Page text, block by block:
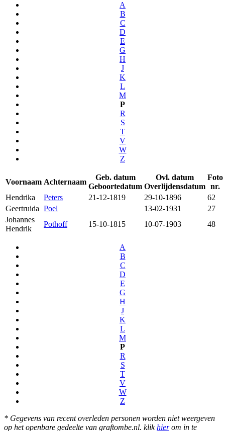
A
B
C
D
E
G
H
J
K
L
M
P
R
S
T
V
W
Z
Voornaam Achternaam
Geb. datum
Geboortedatum
Ovl. datum
Overlijdensdatum
Foto
nr.
Hendrika
Peters 21-12-1819 29-10-1896
62
Geertruida Poel 13-02-1931
27
Johannes
Hendrik
Pothoff 15-10-1815 10-07-1903 48
A
B
C
D
E
G
H
J
K
L
M
P
R
S
T
V
W
Z
* Gegevens van recent overleden personen worden niet weergeven
op het openbare gedeelte van graftombe.nl. klikhierom in te